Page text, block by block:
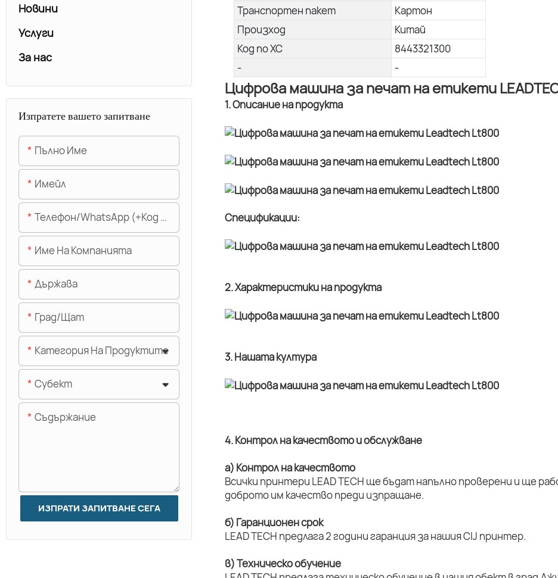
Транспортен пакет
Картон
Произход
Китай
Код по ХС
8443321300
-
-
Цифрова машина за печат на етикети
1. Описание на продукта
Спецификации:
2. Характеристики на продукта
3. Нашата култура
4. Контрол на качеството и обслужване
а) Контрол на качеството
Всички принтери LEAD TECH ще бъдат напълно проверени и ще
доброто им качество преди изпращане.
б) Гаранционен срок
LEAD TECH предлага 2 години гаранция за нашия CIJ принтер.
в) Техническо обучение
Новини
Услуги
За нас
Изпратете вашето запитване
Пълно Име
Имейл
Телефон/WhatsApp (+Код На Областта)
Име На Компанията
Държава
Град/щат
Категория На Продуктите
Субект
Съдържание
ИЗПРАТИ ЗАПИТВАНЕ СЕГА